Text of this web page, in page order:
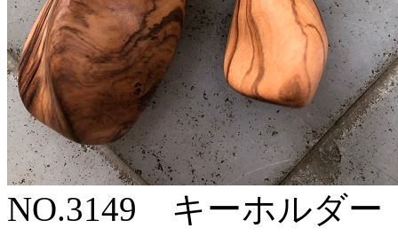
NO.3149 キーホルダー